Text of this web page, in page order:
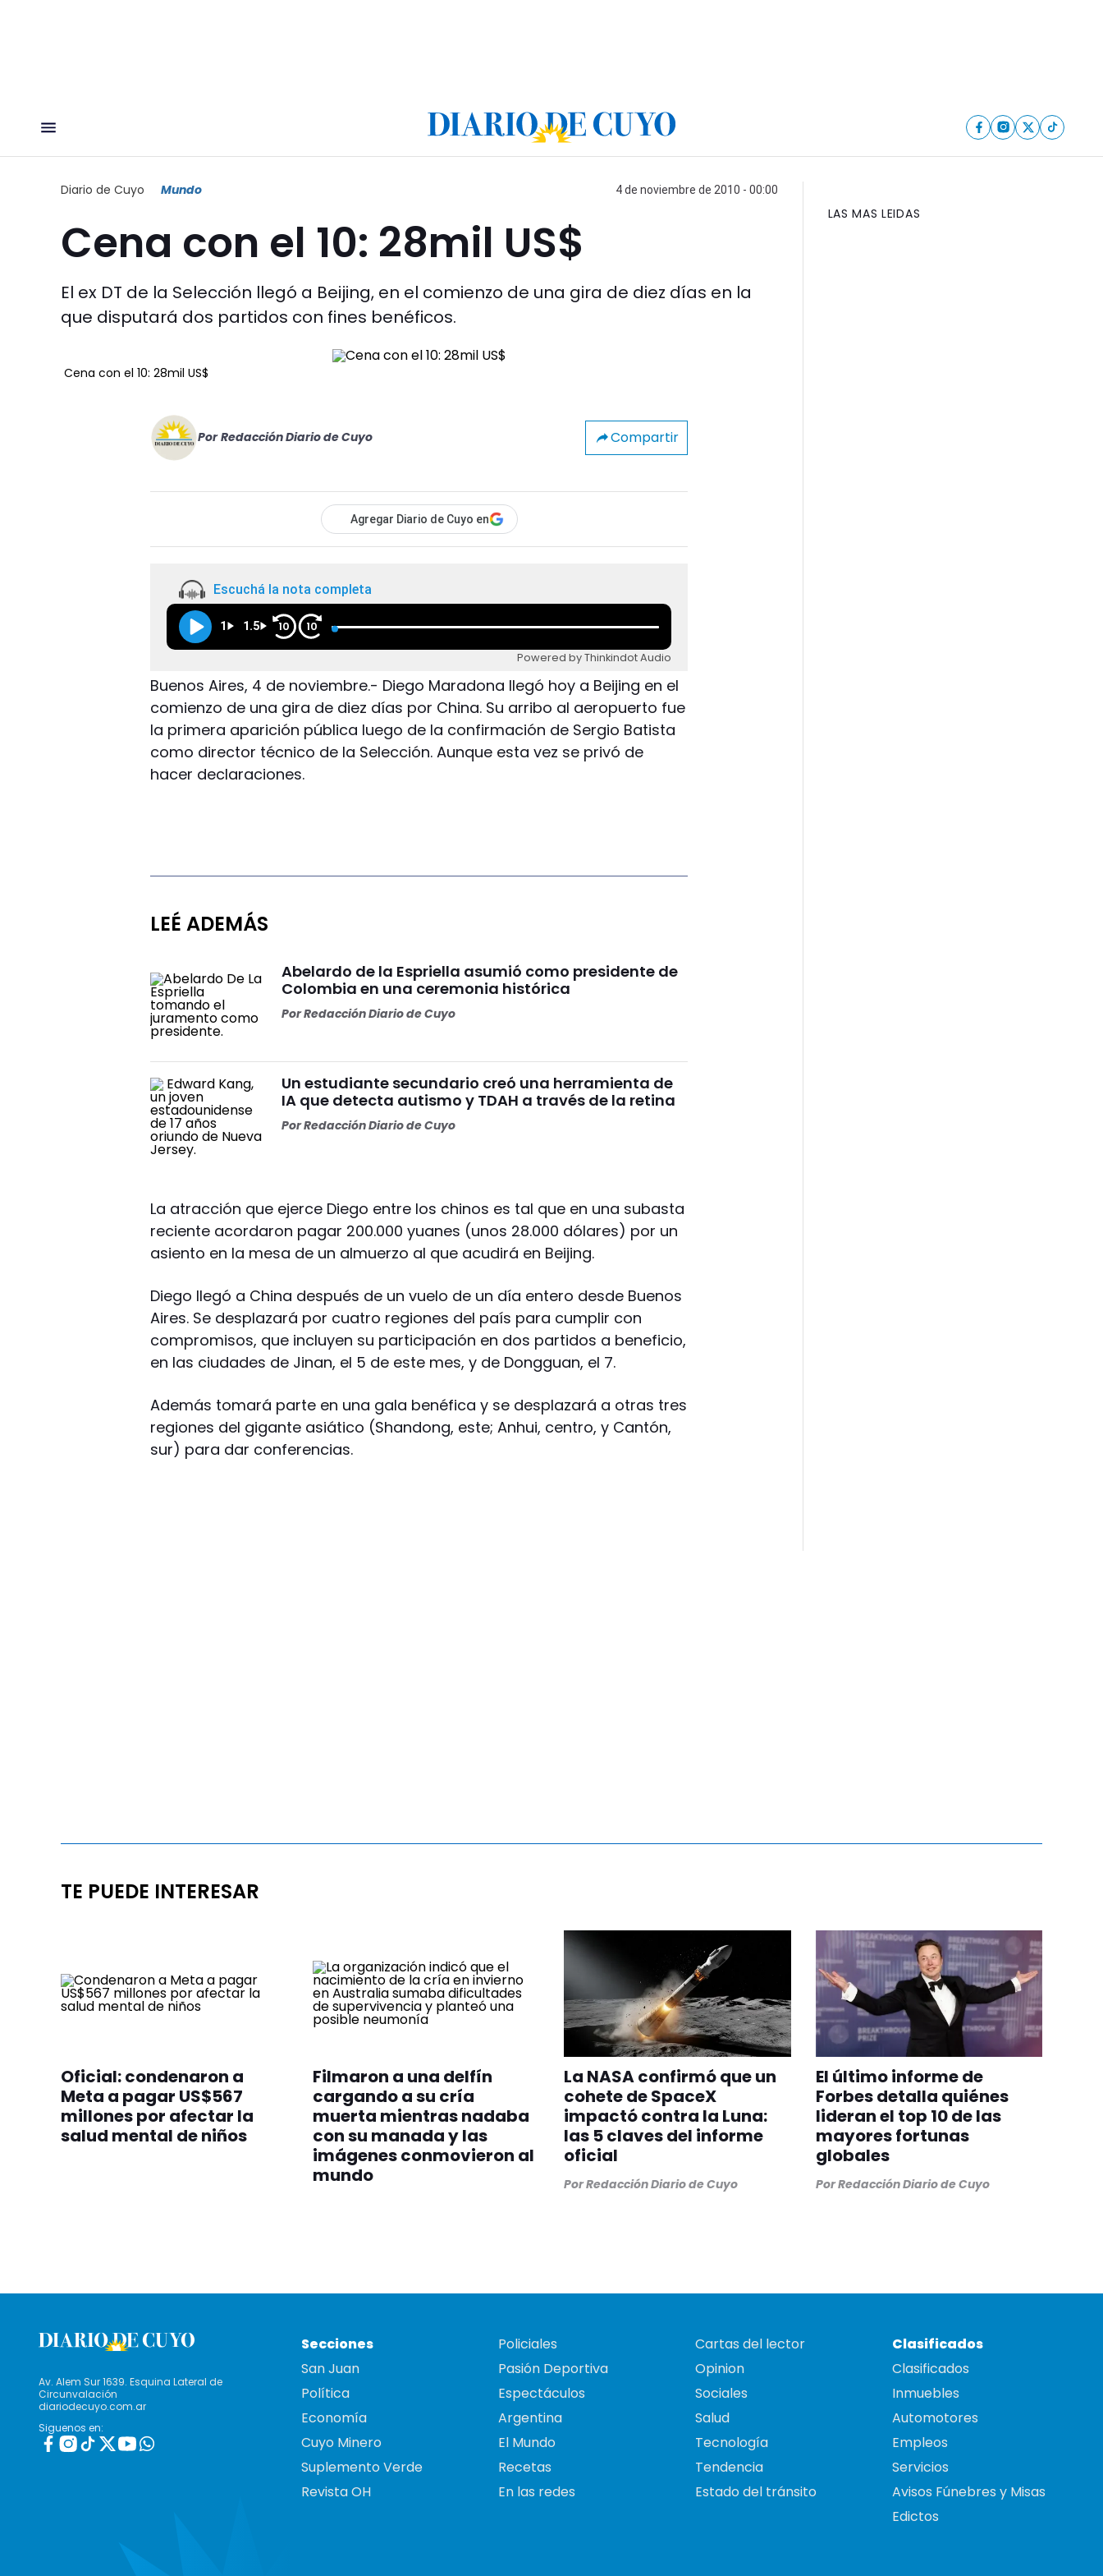
Diario de Cuyo Mundo 4 de noviembre de 2010 - 00:00
Cena con el 10: 28mil US$
El ex DT de la Selección llegó a Beijing, en el comienzo de una gira de diez días en la
que disputará dos partidos con fines benéficos.
Cena con el 10: 28mil US$
Por Redacción Diario de Cuyo Compartir
Agregar Diario de Cuyo en
Escuchá la nota completa
1 1.5 10 10
Powered by Thinkindot Audio
Buenos Aires, 4 de noviembre.- Diego Maradona llegó hoy a Beijing en el
comienzo de una gira de diez días por China. Su arribo al aeropuerto fue
la primera aparición pública luego de la confirmación de Sergio Batista
como director técnico de la Selección. Aunque esta vez se privó de
hacer declaraciones.
LEÉ ADEMÁS
Abelardo de la Espriella asumió como presidente de
Colombia en una ceremonia histórica
PorRedacción Diario de Cuyo
Un estudiante secundario creó una herramienta de
IA que detecta autismo y TDAH a través de la retina
PorRedacción Diario de Cuyo
La atracción que ejerce Diego entre los chinos es tal que en una subasta
reciente acordaron pagar 200.000 yuanes (unos 28.000 dólares) por un
asiento en la mesa de un almuerzo al que acudirá en Beijing.
Diego llegó a China después de un vuelo de un día entero desde Buenos
Aires. Se desplazará por cuatro regiones del país para cumplir con
compromisos, que incluyen su participación en dos partidos a beneficio,
en las ciudades de Jinan, el 5 de este mes, y de Dongguan, el 7.
Además tomará parte en una gala benéfica y se desplazará a otras tres
regiones del gigante asiático (Shandong, este; Anhui, centro, y Cantón,
sur) para dar conferencias.
LAS MAS LEIDAS
TE PUEDE INTERESAR
Oficial: condenaron a
Meta a pagar US$567
millones por afectar la
salud mental de niños
Filmaron a una delfín
cargando a su cría
muerta mientras nadaba
con su manada y las
imágenes conmovieron al
mundo
La NASA confirmó que un
cohete de SpaceX
impactó contra la Luna:
las 5 claves del informe
oficial
PorRedacción Diario de Cuyo
El último informe de
Forbes detalla quiénes
lideran el top 10 de las
mayores fortunas
globales
PorRedacción Diario de Cuyo
Av. Alem Sur 1639. Esquina Lateral de
Circunvalación
diariodecuyo.com.ar
Siguenos en:
Secciones
San Juan
Política
Economía
Cuyo Minero
Suplemento Verde
Revista OH
Policiales
Pasión Deportiva
Espectáculos
Argentina
El Mundo
Recetas
En las redes
Cartas del lector
Opinion
Sociales
Salud
Tecnología
Tendencia
Estado del tránsito
Clasificados
Clasificados
Inmuebles
Automotores
Empleos
Servicios
Avisos Fúnebres y Misas
Edictos